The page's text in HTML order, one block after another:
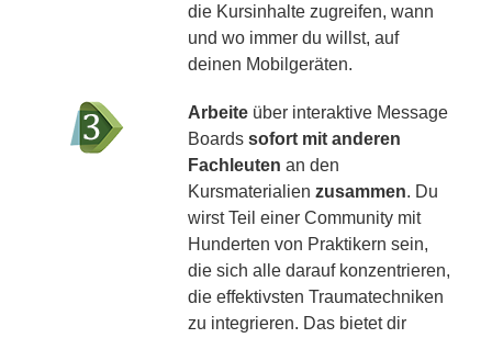
die Kursinhalte zugreifen, wann
und wo immer du willst, auf
deinen Mobilgeräten.
Arbeiteüber interaktive Message
Boards sofort mit anderen
Fachleuten an den
Kursmaterialien zusammen. Du
wirst Teil einer Community mit
Hunderten von Praktikern sein,
die sich alle darauf konzentrieren,
die effektivsten Traumatechniken
zu integrieren. Das bietet dir